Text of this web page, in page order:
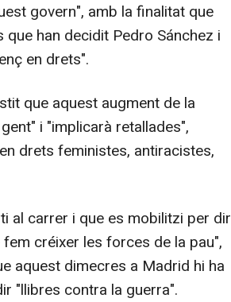
govern", amb la finalitat que
han decidit Pedro Sánchez i
en drets".
que aquest augment de la
i "implicarà retallades",
drets feministes, antiracistes,
al carrer i que es mobilitzi per dir
créixer les forces de la pau",
aquest dimecres a Madrid hi ha
"llibres contra la guerra".